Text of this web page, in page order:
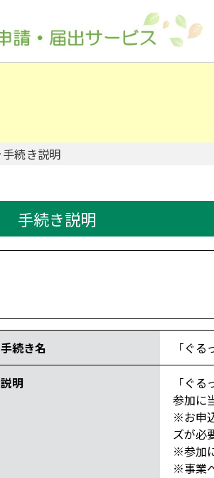
手続き説明
手続き説明
手続き名 「ぐ
説明
「ぐ
参加に
※お申
ズが必
※参加
※事業